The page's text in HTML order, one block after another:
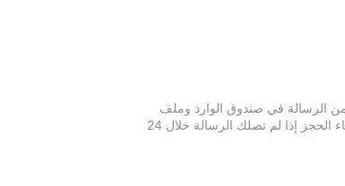
من الرسالة في صندوق الوارد وملف
الرسائل غير المرغوبة في بريدك الإلكتروني. يرجى التواصل مع مكان الإقامة للتأكد من إلغاء الحجز إذا لم تصلك الرسالة خلال 24